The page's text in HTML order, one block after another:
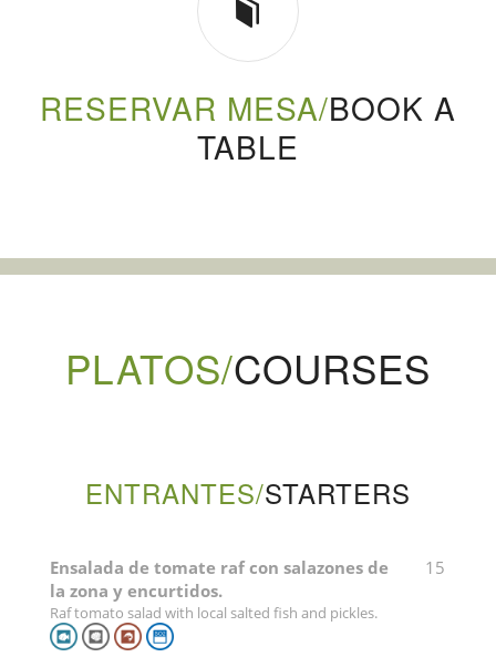
RESERVAR MESA/BOOK A
TABLE
PLATOS/COURSES
ENTRANTES/STARTERS
Ensalada de tomate raf con salazones de
la zona y encurtidos.
Raf tomato salad with local salted fish and pickles.
15